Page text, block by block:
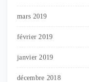
mars 2019
février 2019
janvier 2019
décembre 2018